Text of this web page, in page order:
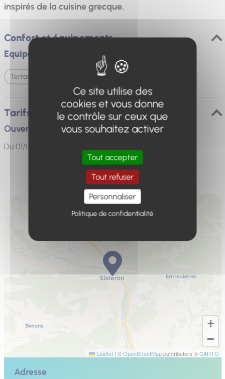
inspirés de la cuisine grecque.
Confort et équipements
Equipements
Terrasse
Tarifs / ouverture
Ouverture
Du 01/01 au 31/12, tous les jours.
+
−
Leaflet | ©OpenStreetMapcontributors ©CARTO
Adresse
Ce site utilise des
cookies et vous donne
le contrôle sur ceux que
vous souhaitez activer
Tout accepter
Tout refuser
Personnaliser
Politique de confidentialité